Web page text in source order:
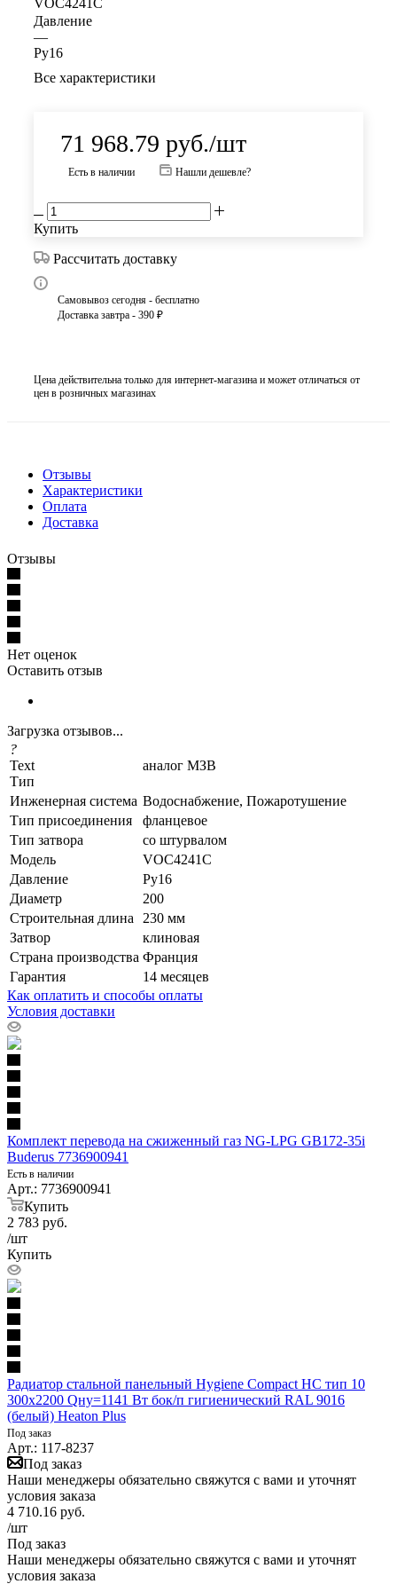
Давление
—
Ру16
Все характеристики
71 968.79 руб./шт
Есть в наличии Нашли дешевле?
Купить
Рассчитать доставку
Самовывоз сегодня - бесплатно
Доставка завтра - 390 ₽
Цена действительна только для интернет-магазина и может отличаться от
цен в розничных магазинах
Отзывы
Характеристики
Оплата
Доставка
Отзывы
Нет оценок
Оставить отзыв
Загрузка отзывов...
?
Text
Тип
аналог МЗВ
Инженерная система Водоснабжение, Пожаротушение
Тип присоединения
фланцевое
Тип затвора
со штурвалом
Модель
VOC4241C
Давление
Ру16
Диаметр
200
Строительная длина
230 мм
Затвор
клиновая
Страна производства Франция
Гарантия
14 месяцев
Как оплатить и способы оплаты
Условия доставки
Комплект перевода на сжиженный газ NG-LPG GB172-35i
Buderus 7736900941
Есть в наличии
Арт.: 7736900941
Купить
2 783 руб.
/шт
Купить
Радиатор стальной панельный Hygiene Compact HC тип 10
300х2200 Qну=1141 Вт бок/п гигиенический RAL 9016
(белый) Heaton Plus
Под заказ
Арт.: 117-8237
Под заказ
Наши менеджеры обязательно свяжутся с вами и уточнят
условия заказа
4 710.16 руб.
/шт
Под заказ
Наши менеджеры обязательно свяжутся с вами и уточнят
условия заказа